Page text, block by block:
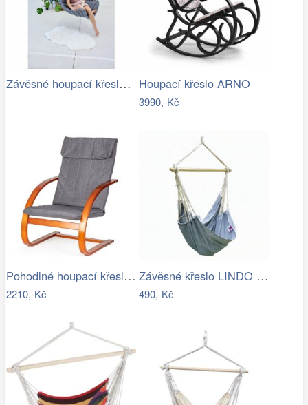
Závěsné houpací křeslo CHILLO, šedé Houpací křeslo ARNO
3990,-Kč
Pohodlné houpací křeslo ModernHome |…
2210,-Kč
Závěsné křeslo LINDO NEW Tempo Kondela
490,-Kč